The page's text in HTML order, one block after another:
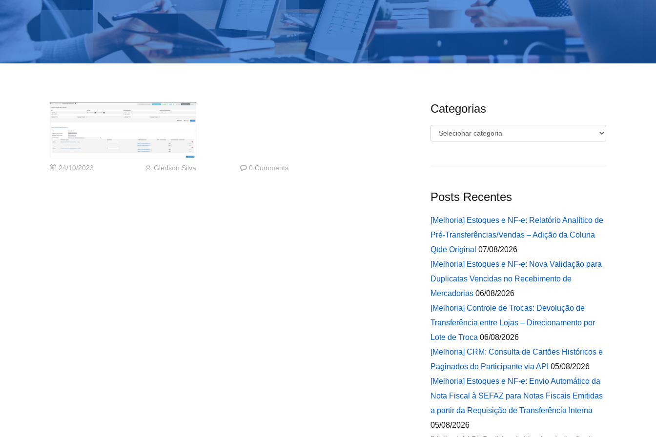
24/10/2023 Gledson Silva 0 Comments
Categorias
Categorias
Posts Recentes
[Melhoria] Estoques e NF-e: Relatório Analítico de
Pré-Transferências/Vendas – Adição da Coluna
Qtde Original 07/08/2026
[Melhoria] Estoques e NF-e: Nova Validação para
Duplicatas Vencidas no Recebimento de
Mercadorias 06/08/2026
[Melhoria] Controle de Trocas: Devolução de
Transferência entre Lojas – Direcionamento por
Lote de Troca 06/08/2026
[Melhoria] CRM: Consulta de Cartões Históricos e
Paginados do Participante via API 05/08/2026
[Melhoria] Estoques e NF-e: Envio Automático da
Nota Fiscal à SEFAZ para Notas Fiscais Emitidas
a partir da Requisição de Transferência Interna
05/08/2026